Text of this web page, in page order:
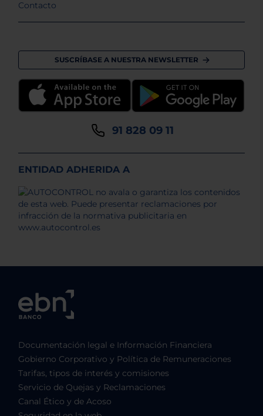
Contacto
SUSCRÍBASE A NUESTRA NEWSLETTER
91 828 09 11
ENTIDAD ADHERIDA A
Documentación legal e Información Financiera
Gobierno Corporativo y Política de Remuneraciones
Tarifas, tipos de interés y comisiones
Servicio de Quejas y Reclamaciones
Canal Ético y de Acoso